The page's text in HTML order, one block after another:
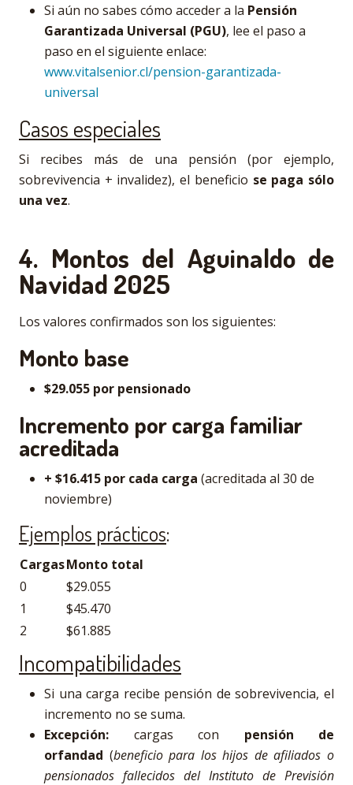
Si aún no sabes cómo acceder a la Pensión
Garantizada Universal (PGU), lee el paso a
paso en el siguiente enlace:
www.vitalsenior.cl/pension-garantizada-
universal
Casos especiales
Si recibes más de una pensión (por ejemplo,
sobrevivencia + invalidez), el beneficio se paga sólo
una vez.
4. Montos del Aguinaldo de
Navidad 2025
Los valores confirmados son los siguientes:
Monto base
$29.055 por pensionado
Incremento por carga familiar
acreditada
+ $16.415 por cada carga (acreditada al 30 de
noviembre)
Ejemplos prácticos:
CargasMonto total
0
$29.055
1
$45.470
2
$61.885
Incompatibilidades
Si una carga recibe pensión de sobrevivencia, el
incremento no se suma.
Excepción: cargas con pensión de
orfandad (beneficio para los hijos de afiliados o
pensionados fallecidos del Instituto de Previsión